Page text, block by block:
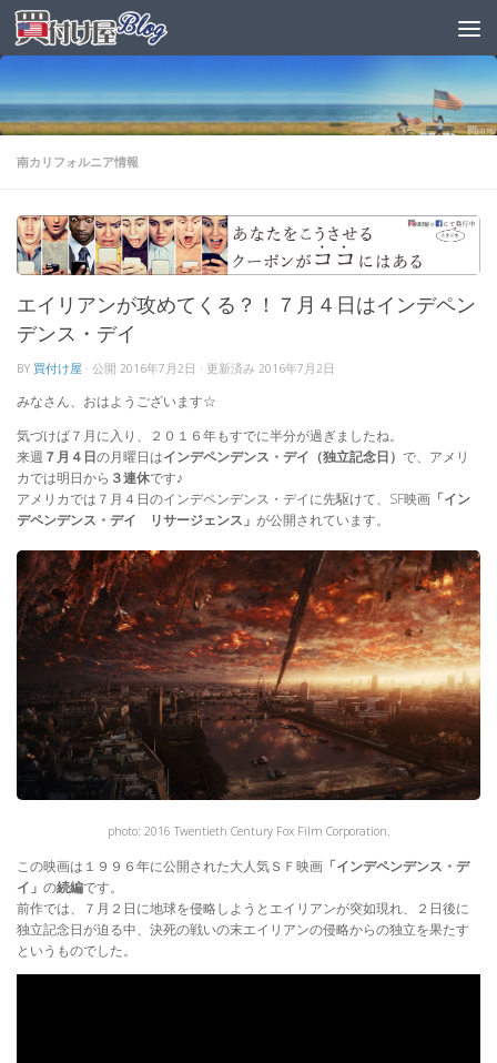
南カリフォルニア情報
エイリアンが攻めてくる？！７月４日はインデペン
デンス・デイ
BY 買付け屋 · 公開 2016年7月2日 · 更新済み 2016年7月2日
みなさん、おはようございます☆
気づけば７月に入り、２０１６年もすでに半分が過ぎましたね。
来週 ７月４日の月曜日はインデペンデンス・デイ（独立記念日） で、アメリ
カでは明日から ３連休です♪
アメリカでは７月４日のインデペンデンス・デイに先駆けて、SF映画 「イン
デペンデンス・デイ リサージェンス」 が公開されています。
photo: 2016 Twentieth Century Fox Film Corporation.
この映画は１９９６年に公開された大人気ＳＦ映画 「インデペンデンス・デ
イ」 の続編です。
前作では、７月２日に地球を侵略しようとエイリアンが突如現れ、２日後に
独立記念日が迫る中、決死の戦いの末エイリアンの侵略からの独立を果たす
というものでした。